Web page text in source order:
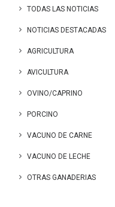
TODAS LAS NOTICIAS
NOTICIAS DESTACADAS
AGRICULTURA
AVICULTURA
OVINO/CAPRINO
PORCINO
VACUNO DE CARNE
VACUNO DE LECHE
OTRAS GANADERIAS